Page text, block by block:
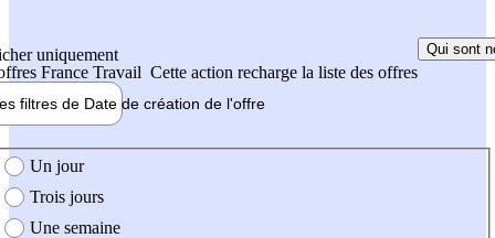
uniquement
France Travail Cette action recharge la liste des offres
Qui sont
filtres de Date de création de l'offre
création de l'offre
Un jour
Trois jours
Une semaine